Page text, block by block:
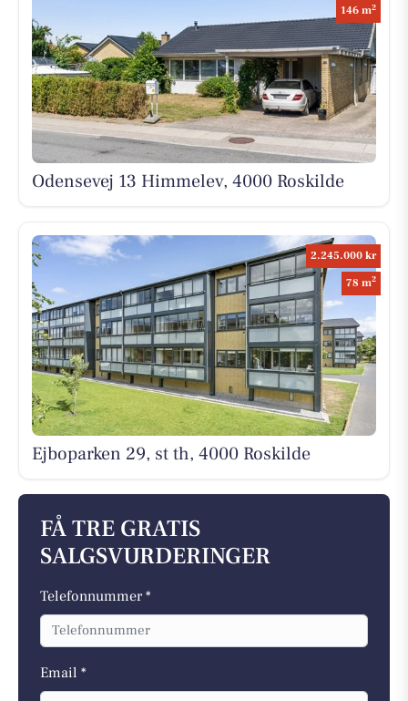
146 m2
Odensevej 13 Himmelev, 4000 Roskilde
2.245.000 kr
78 m2
Ejboparken 29, st th, 4000 Roskilde
FÅ TRE GRATIS
SALGSVURDERINGER
Telefonnummer *
Email *